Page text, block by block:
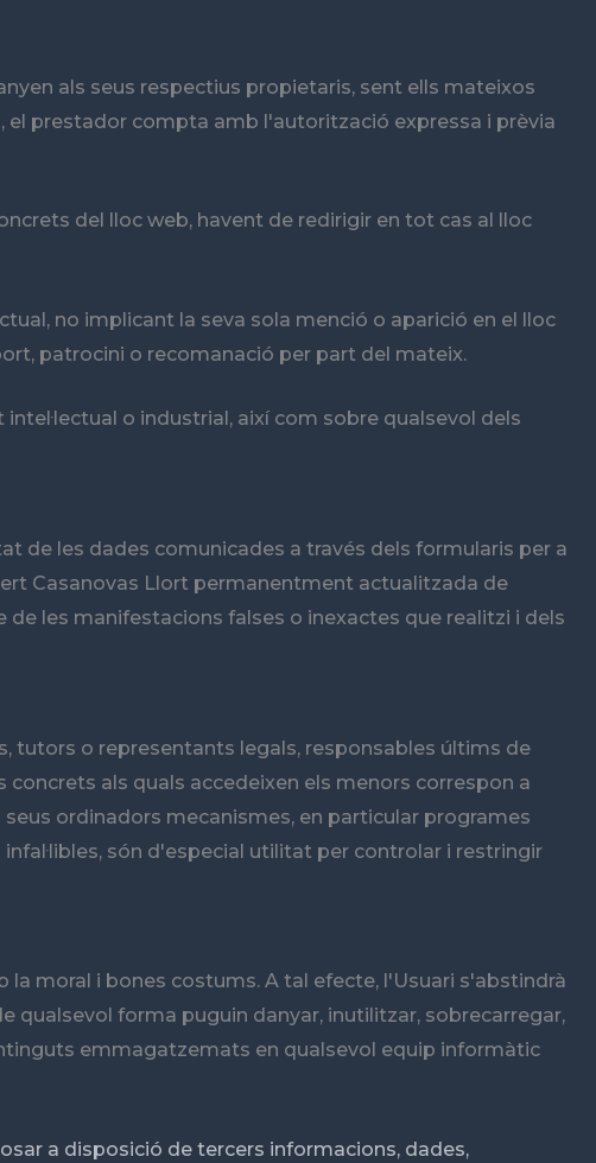
als seus respectius propietaris, sent ells mateixos
prestador compta amb l'autorització expressa i prèvia
del lloc web, havent de redirigir en tot cas al lloc
no implicant la seva sola menció o aparició en el lloc
patrocini o recomanació per part del mateix.
o industrial, així com sobre qualsevol dels
de les dades comunicades a través dels formularis per a
Casanovas Llort permanentment actualitzada de
les manifestacions falses o inexactes que realitzi i dels
tutors o representants legals, responsables últims de
als quals accedeixen els menors correspon a
ordinadors mecanismes, en particular programes
són d'especial utilitat per controlar i restringir
moral i bones costums. A tal efecte, l'Usuari s'abstindrà
qualsevol forma puguin danyar, inutilitzar, sobrecarregar,
emmagatzemats en qualsevol equip informàtic
a disposició de tercers informacions, dades,